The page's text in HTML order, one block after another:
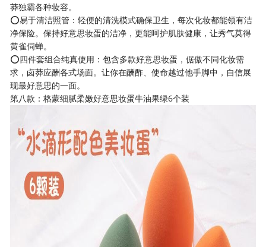
莽独霸各种妆容。
⭕易于清洁照管：轻便的清洗模式确保卫生，每次化妆都能领有洁
净保险。保持好意思妆蛋的洁净，更能呵护肌肤健康，让秀气莫得
黄雀伺蝉。
⭕四件套组合纯真使用：包含多款好意思妆蛋，倨傲不同化妆需
求，卤莽应酬各式场面。让你在酬酢、使命越过他手脚中，自信展
现最好意思的一面。
第八款：格蒙细腻柔嫩好意思妆蛋牛油果绿6个装